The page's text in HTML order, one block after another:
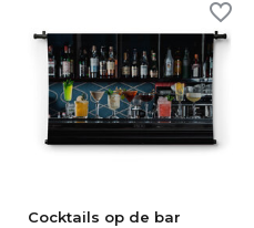
Cocktails op de bar